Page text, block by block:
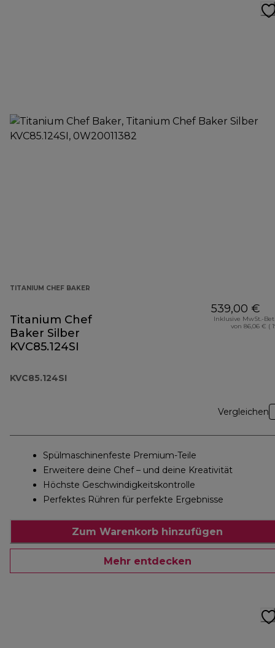
TITANIUM CHEF BAKER
Titanium Chef
Baker Silber
KVC85.124SI
KVC85.124SI
539,00 €
Inklusive MwSt.-
von 86,06 € (
Vergleichen
Spülmaschinenfeste Premium-Teile
Erweitere deine Chef – und deine Kreativität
Höchste Geschwindigkeitskontrolle
Perfektes Rühren für perfekte Ergebnisse
Zum Warenkorb hinzufügen
Mehr entdecken